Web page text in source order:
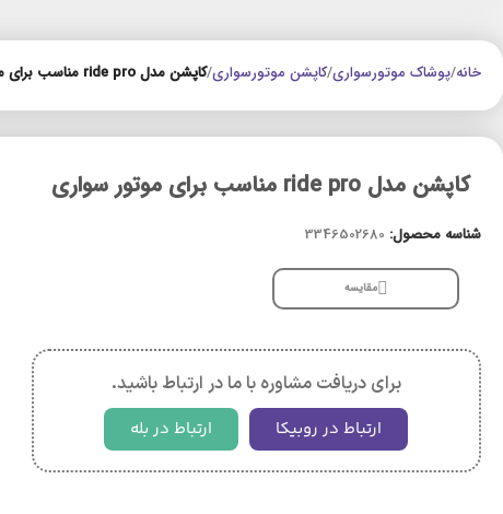
خانه/پوشاک موتورسواری/کاپشن موتورسواری/کاپشن مدل ride pro مناسب برای موتور سواری
کاپشن مدل ride pro مناسب برای موتور سواری
شناسه محصول: 3346502680
مقایسه
برای دریافت مشاوره با ما در ارتباط باشید.
ارتباط در روبیکا ارتباط در بله